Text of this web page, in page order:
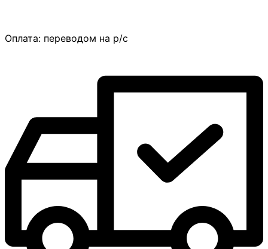
Оплата: переводом на р/с